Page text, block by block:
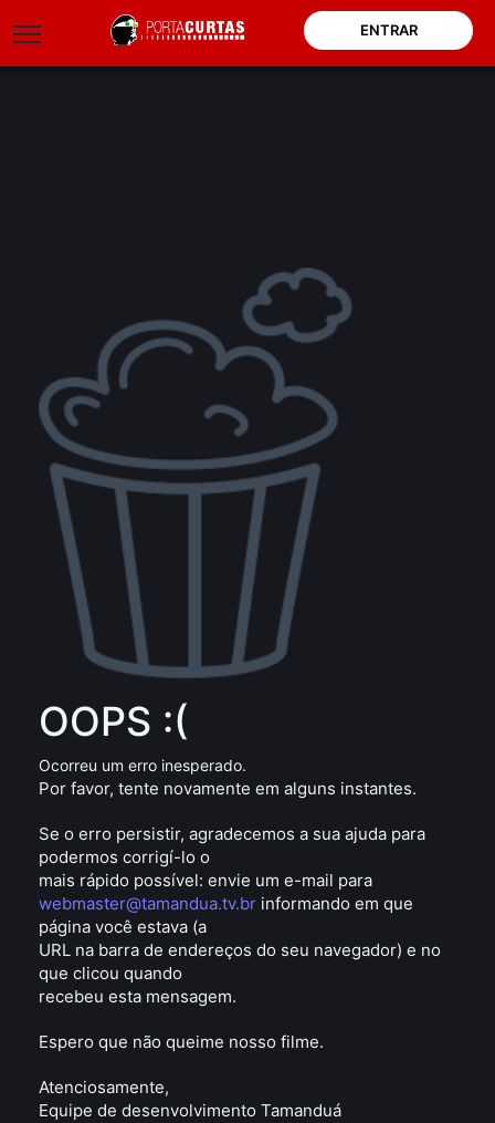
ENTRAR
OOPS :(
Ocorreu um erro inesperado.
Por favor, tente novamente em alguns instantes.
Se o erro persistir, agradecemos a sua ajuda para
podermos corrigí-lo o
mais rápido possível: envie um e-mail para
webmaster@tamandua.tv.br informando em que
página você estava (a
URL na barra de endereços do seu navegador) e no
que clicou quando
recebeu esta mensagem.
Espero que não queime nosso filme.
Atenciosamente,
Equipe de desenvolvimento Tamanduá